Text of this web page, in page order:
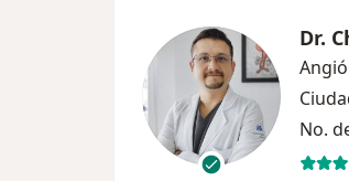
Dr.
No.